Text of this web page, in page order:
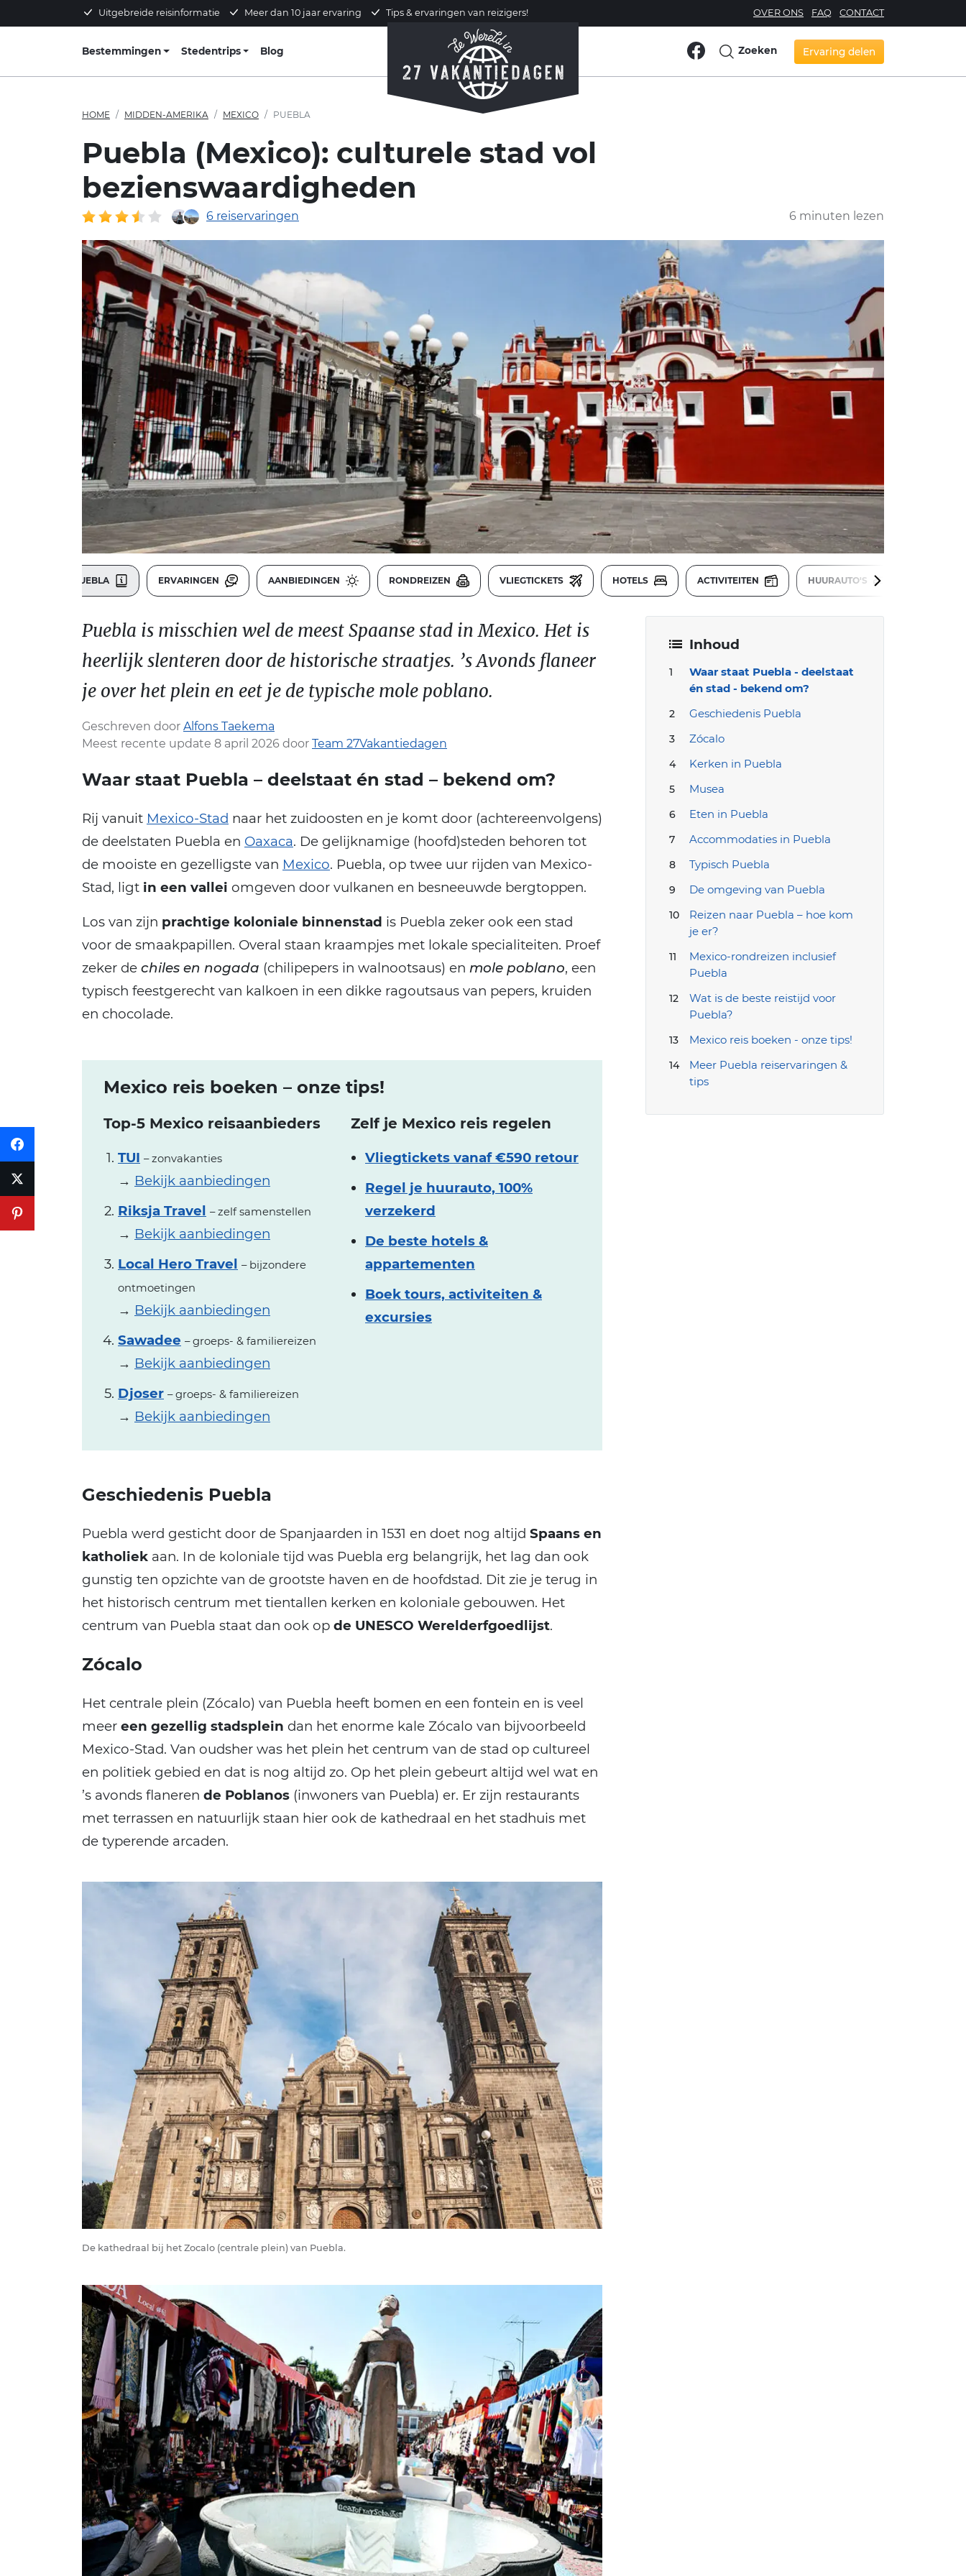
Uitgebreide reisinformatie Meer dan 10 jaar ervaring Tips & ervaringen van reizigers! OVER ONS FAQ CONTACT
Bestemmingen Stedentrips Blog Zoeken Ervaring delen
HOME MIDDEN-AMERIKA MEXICO PUEBLA
Puebla (Mexico): culturele stad vol
bezienswaardigheden
6 reiservaringen 6 minuten lezen
PUEBLA ERVARINGEN AANBIEDINGEN RONDREIZEN VLIEGTICKETS HOTELS ACTIVITEITEN HUURAUTO'S
Inhoud
Waar staat Puebla - deelstaat
én stad - bekend om?
Geschiedenis Puebla
Zócalo
Kerken in Puebla
Musea
Eten in Puebla
Accommodaties in Puebla
Typisch Puebla
De omgeving van Puebla
Reizen naar Puebla – hoe kom
je er?
Mexico-rondreizen inclusief
Puebla
Wat is de beste reistijd voor
Puebla?
Mexico reis boeken - onze tips!
Meer Puebla reiservaringen &
tips
Puebla is misschien wel de meest Spaanse stad in Mexico. Het is
heerlijk slenteren door de historische straatjes. ’s Avonds flaneer
je over het plein en eet je de typische mole poblano.
Geschreven door Alfons Taekema
Meest recente update 8 april 2026 door Team 27Vakantiedagen
Waar staat Puebla – deelstaat én stad – bekend om?
Rij vanuit Mexico-Stad naar het zuidoosten en je komt door (achtereenvolgens)
de deelstaten Puebla en Oaxaca. De gelijknamige (hoofd)steden behoren tot
de mooiste en gezelligste van Mexico. Puebla, op twee uur rijden van Mexico-
Stad, ligt in een vallei omgeven door vulkanen en besneeuwde bergtoppen.
Los van zijn prachtige koloniale binnenstad is Puebla zeker ook een stad
voor de smaakpapillen. Overal staan kraampjes met lokale specialiteiten. Proef
zeker de chiles en nogada (chilipepers in walnootsaus) en mole poblano, een
typisch feestgerecht van kalkoen in een dikke ragoutsaus van pepers, kruiden
en chocolade.
Mexico reis boeken – onze tips!
Top-5 Mexico reisaanbieders
TUI – zonvakanties
→ Bekijk aanbiedingen
Riksja Travel – zelf samenstellen
→ Bekijk aanbiedingen
Local Hero Travel – bijzondere
ontmoetingen
→ Bekijk aanbiedingen
Sawadee – groeps- & familiereizen
→ Bekijk aanbiedingen
Djoser – groeps- & familiereizen
→ Bekijk aanbiedingen
Zelf je Mexico reis regelen
Vliegtickets vanaf €590 retour
Regel je huurauto, 100%
verzekerd
De beste hotels &
appartementen
Boek tours, activiteiten &
excursies
Geschiedenis Puebla
Puebla werd gesticht door de Spanjaarden in 1531 en doet nog altijd Spaans en
katholiek aan. In de koloniale tijd was Puebla erg belangrijk, het lag dan ook
gunstig ten opzichte van de grootste haven en de hoofdstad. Dit zie je terug in
het historisch centrum met tientallen kerken en koloniale gebouwen. Het
centrum van Puebla staat dan ook op de UNESCO Werelderfgoedlijst.
Zócalo
Het centrale plein (Zócalo) van Puebla heeft bomen en een fontein en is veel
meer een gezellig stadsplein dan het enorme kale Zócalo van bijvoorbeeld
Mexico-Stad. Van oudsher was het plein het centrum van de stad op cultureel
en politiek gebied en dat is nog altijd zo. Op het plein gebeurt altijd wel wat en
’s avonds flaneren de Poblanos (inwoners van Puebla) er. Er zijn restaurants
met terrassen en natuurlijk staan hier ook de kathedraal en het stadhuis met
de typerende arcaden.
De kathedraal bij het Zocalo (centrale plein) van Puebla.